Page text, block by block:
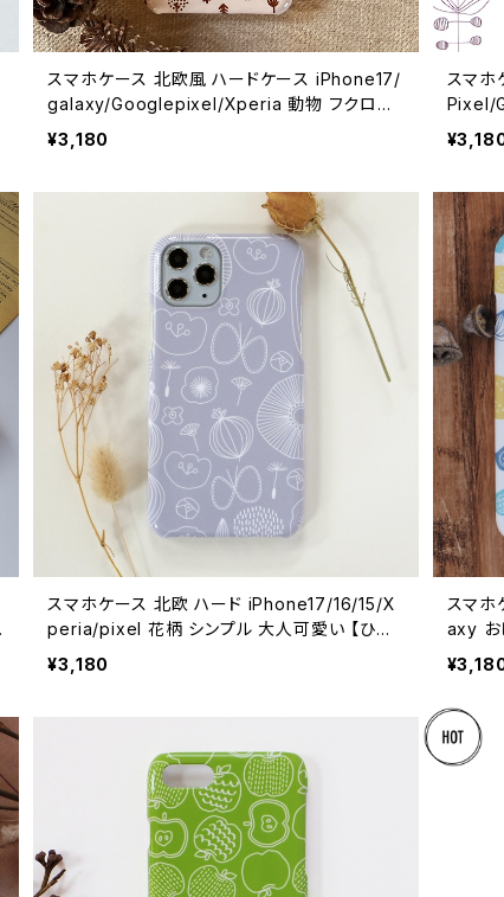
スマホケース 北欧風 ハードケース iPhone17/
galaxy/Googlepixel/Xperia 動物 フクロウ
鳥 大人可愛い【ほっこり森の仲間たち】 hardca
¥3,180
スマ
Pixel/
スマホケース 北欧 ハード iPhone17/16/15/X
peria/pixel 花柄 シンプル 大人可愛い 【ひだ
まりへようこそ】 hardcase
¥3,180
スマ
axy お